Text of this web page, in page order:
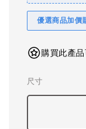
優選商品加價
購買此產
尺寸